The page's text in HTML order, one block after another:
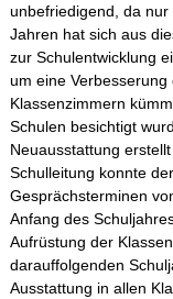
Allgemeines
Audioguide
Statistik
unbefriedigend, da
Jahren hat sich aus
zur Schulentwicklung
um eine
Klassenzimmern
Schulen besichtigt
Neuausstattung
Schulleitung konnte
Gesprächsterminen
Anfang des
Aufrüstung der
darauffolgenden
Ausstattung in allen